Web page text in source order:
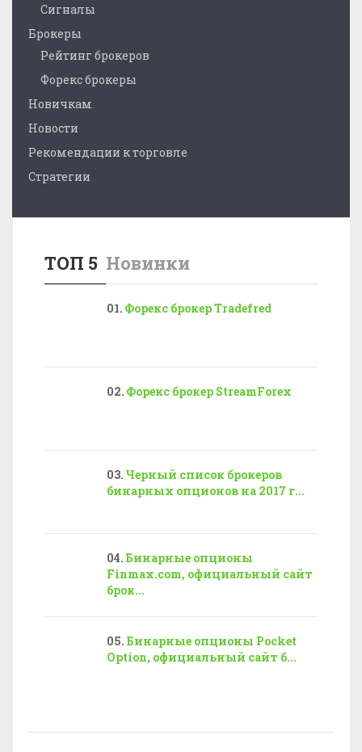
Сигналы
Брокеры
Рейтинг брокеров
Форекс брокеры
Новичкам
Новости
Рекомендации к торговле
Стратегии
ТОП 5 Новинки
Форекс брокер Tradefred
Форекс брокер StreamForex
Черный список брокеров
бинарных опционов на 2017 г...
Бинарные опционы
Finmax.com, официальный сайт
брок...
Бинарные опционы Pocket
Option, официальный сайт б...